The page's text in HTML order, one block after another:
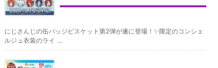
にじさんじの缶バッジビスケット第2弾が遂に登場！✨限定のコンシェ
ルジュ衣装のライ ...